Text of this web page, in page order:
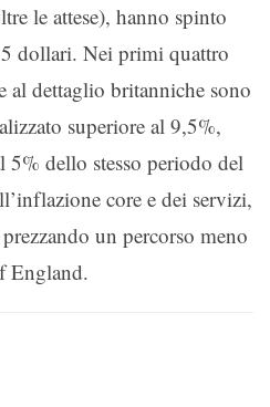
le attese), hanno spinto
dollari. Nei primi quattro
al dettaglio britanniche sono
superiore al 9,5%,
dello stesso periodo del
core e dei servizi,
un percorso meno
England.